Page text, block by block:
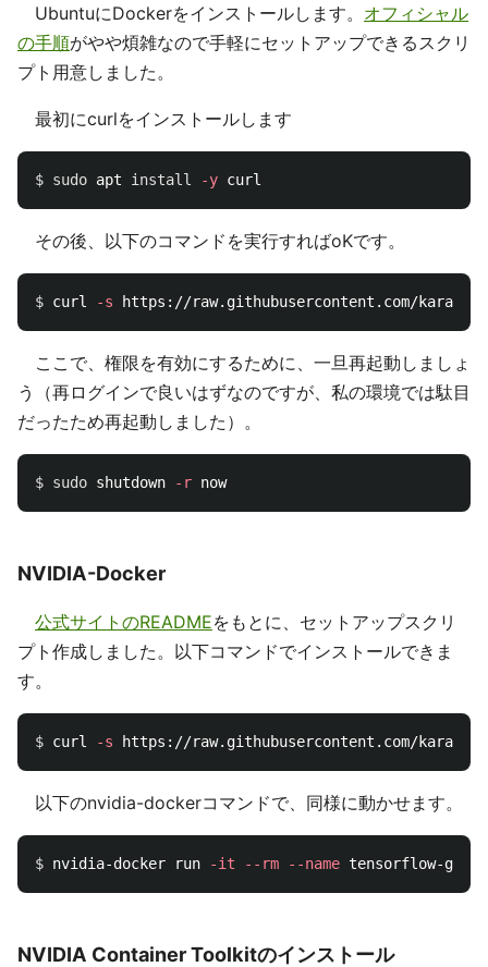
UbuntuにDockerをインストールします。 オフィシャル
の手順がやや煩雑なので手軽にセットアップできるスクリ
プト用意しました。
最初にcurlをインストールします
$ sudo apt install -y
その後、以下のコマンドを実行すればoKです。
$ curl -s
ここで、権限を有効にするために、一旦再起動しましょ
う（再ログインで良いはずなのですが、私の環境では駄目
だったため再起動しました）。
$ sudo shutdown -r
NVIDIA-Docker
公式サイトのREADMEをもとに、セットアップスクリ
プト作成しました。以下コマンドでインストールできま
す。
$ curl -s
以下のnvidia-dockerコマンドで、同様に動かせます。
$ nvidia-docker run -it --rm --name tensorflow-gpu
NVIDIA Container Toolkitのインストール